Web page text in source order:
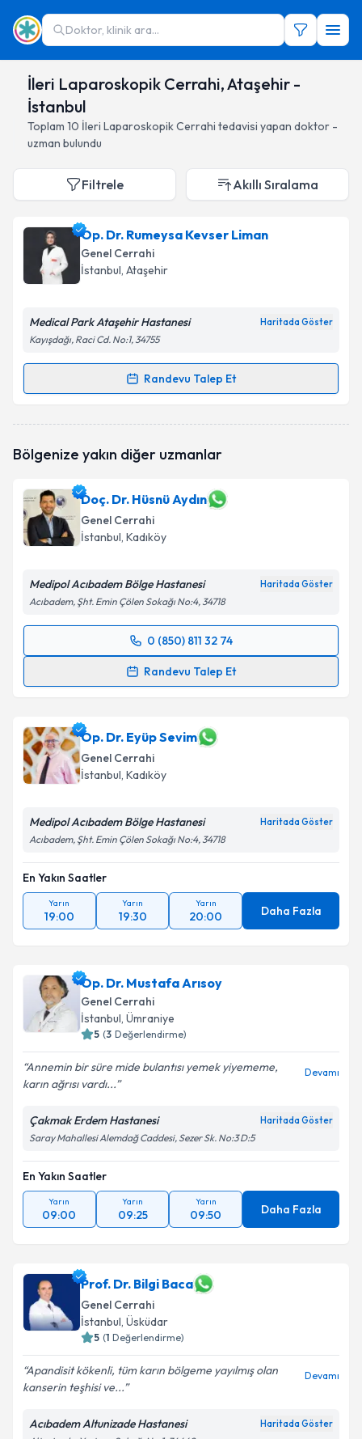
Doktor, klinik ara...
İleri Laparoskopik Cerrahi, Ataşehir -
İstanbul
Toplam 10 İleri Laparoskopik Cerrahi tedavisi yapan doktor -
uzman bulundu
Filtrele Akıllı Sıralama
Op. Dr. Rumeysa Kevser Liman
Genel Cerrahi
İstanbul, Ataşehir
Medical Park Ataşehir Hastanesi Haritada Göster
Kayışdağı, Raci Cd. No:1, 34755
Randevu Talep Et
Randevu Takvimi Talebi
talebi oluşturun. Size bu uzmandan randevu almanız
bilgilendireceğiz.
E-posta Adresiniz
Kişisel verilerimin işlenmesine ilişkin
kapsamda işlenmesini kabul ediyorum.
Takvim Talebini Gönder
Bölgenize yakın diğer uzmanlar
Doç. Dr. Hüsnü Aydın
Genel Cerrahi
İstanbul, Kadıköy
Medipol Acıbadem Bölge Hastanesi Haritada Göster
Acıbadem, Şht. Emin Çölen Sokağı No:4, 34718
0 (850) 811 32 74
Randevu Talep Et
Randevu Takvimi Talebi
takvim hazırlandığında e-posta ile bilgilendireceğiz.
E-posta Adresiniz
Kişisel verilerimin işlenmesine ilişkin
Metni'ni okudum ve kişisel verilerimin belirtilen
kapsamda işlenmesini kabul ediyorum.
Takvim Talebini Gönder
Op. Dr. Eyüp Sevim
Genel Cerrahi
İstanbul, Kadıköy
Medipol Acıbadem Bölge Hastanesi Haritada Göster
Acıbadem, Şht. Emin Çölen Sokağı No:4, 34718
En Yakın Saatler
Yarın
19:00
Yarın
19:30
Yarın
20:00 Daha Fazla
Op. Dr. Mustafa Arısoy
Genel Cerrahi
İstanbul, Ümraniye
5 (3 Değerlendirme)
Annemin bir süre mide bulantısı yemek yiyememe,
karın ağrısı vardı...
Devamı
Çakmak Erdem Hastanesi Haritada Göster
Saray Mahallesi Alemdağ Caddesi, Sezer Sk. No:3 D:5
En Yakın Saatler
Yarın
09:00
Yarın
09:25
Yarın
09:50 Daha Fazla
Prof. Dr. Bilgi Baca
Genel Cerrahi
İstanbul, Üsküdar
5 (1 Değerlendirme)
Apandisit kökenli, tüm karın bölgeme yayılmış olan
kanserin teşhisi ve...
Devamı
Acıbadem Altunizade Hastanesi Haritada Göster